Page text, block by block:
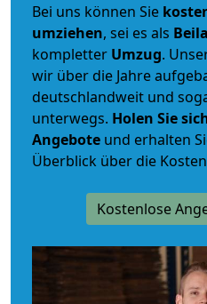
Bei uns können Sie
umziehen, sei es als
kompletter Umzug.
wir über die Jahre
deutschlandweit und
unterwegs. Holen Sie
Angebote und erhalten
Überblick über die
Kostenlose